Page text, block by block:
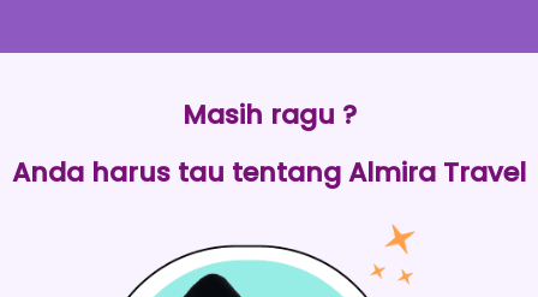
Masih ragu ?
Anda harus tau tentang Almira Travel